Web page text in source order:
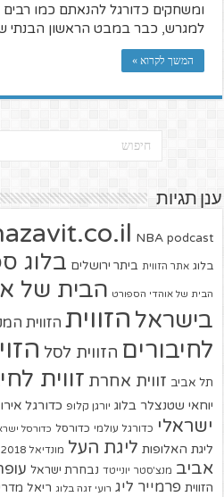
ומשחקים כדורגל להנאתם כמו
למגרש, כבר במבט הראשון הבנתי
המשך לקרוא »
ענן תגיות
NBA podcast
בלוג אתר הזווית ביתר ירושלים בלוג
הבית של אוהדי הספורט הבית של
בישראל הזווית הזווית
לחיבורים הזווית לסל
תל אביב זווית אחרת זווית
יוחאי שטנצלר בלוג יורגן קלופ כדורגל
ישראלי כדורגל עולמי כדורסל כדורסל
ליגת האלופות ליגת העל מונדיאל 2018
אביב מנצ'סטר יונייטד נבחרת ישראל
הזווית פרמייר ליג רועי זגה בלוג ריאל